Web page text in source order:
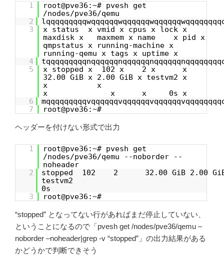
1
root@pve36:~# pvesh get
/nodes/pve36/qemu
2
3
x status x vmid x cpus x lock x
maxdisk x maxmem x name x pid x
qmpstatus x running-machine x
running-qemu x tags x uptime x
4
5
x stopped x 102 x 2 x x
32.00 GiB x 2.00 GiB x testvm2 x
x x
x x x 0s x
6
7
root@pve36:~#
ヘッダーを付けない形式で出力
1
root@pve36:~# pvesh get
/nodes/pve36/qemu --noborder --
noheader
2
stopped 102 2 32.00 GiB 2.00
0s
3
root@pve36:~#
“stopped” となってない行があればまだ停止していない、
ということになるので「pvesh get /nodes/pve36/qemu –
noborder –noheader|grep -v “stopped”」の出力結果がある
かどうかで判断できそう